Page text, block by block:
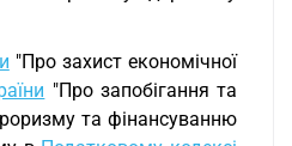
"Про захист економічної
"Про запобігання та
та фінансуванню